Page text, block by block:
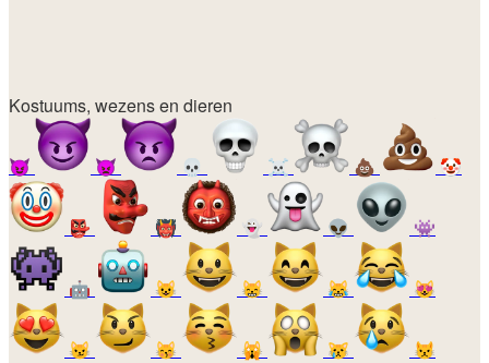
Kostuums, wezens en dieren
😈 👿 💀 ☠️ 💩 🤡
👺 👹 👻 👽 👾
🤖 😺 😸 😹 😻
😼 😽 🙀 😿 😾